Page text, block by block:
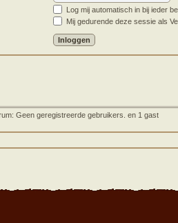
Log mij automatisch in bij ieder
Mij gedurende deze sessie als
Geen geregistreerde gebruikers. en 1 gast